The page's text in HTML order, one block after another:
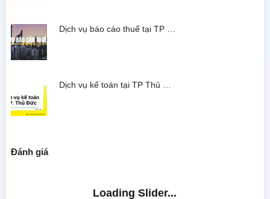
Dịch vụ báo cáo thuế tại TP …
Dịch vụ kế toán tại TP Thủ …
Đánh giá